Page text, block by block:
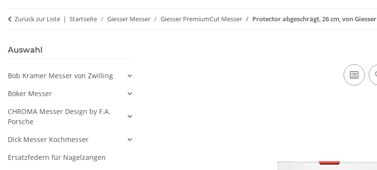
Zurück zur Liste Startseite Giesser Messer Giesser PremiumCut Messer Protector abgeschrägt, 26 cm, von Giesser
Auswahl
Bob Kramer Messer von Zwilling
Böker Messer
CHROMA Messer Design by F.A.
Porsche
Dick Messer Kochmesser
Ersatzfedern für Nagelzangen